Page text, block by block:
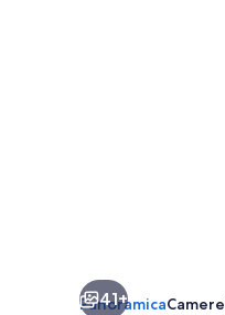
41+
PanoramicaCamere